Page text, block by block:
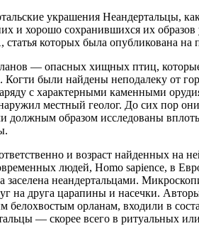
украшения Неандертальцы,
и хорошо сохранившихся их образов
которых была опубликована на
— опасных хищных птиц,
Когти были найдены неподалеку от
с характерными каменными
местный геолог. До сих пор
должным образом исследованы
и возраст найденных на
людей, Homo sapience, в
неандертальцами.
на друга царапины и насечки.
орланам, входили в
— скорее всего в ритуальных